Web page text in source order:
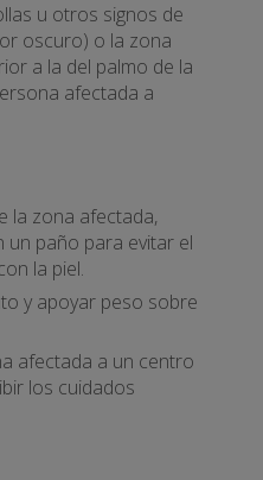
u otros signos de
oscuro) o la zona
a la del palmo de la
afectada a
la zona afectada,
un paño para evitar el
la piel.
y apoyar peso sobre
afectada a un centro
los cuidados